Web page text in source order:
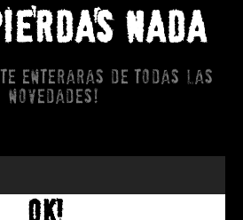
NADA
enteraras de todas las
novedades!
OK!